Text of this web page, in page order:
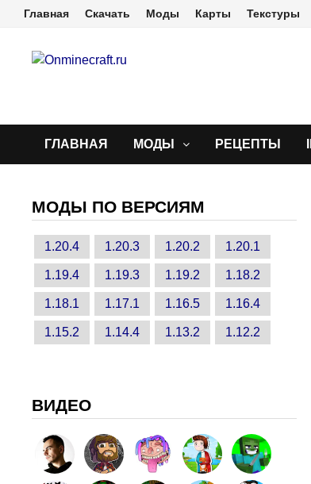
ПерейтиГлавная Скачать Моды Карты Текстуры
ГЛАВНАЯ МОДЫ РЕЦЕПТЫ
МОДЫ ПО ВЕРСИЯМ
1.20.4 1.20.3 1.20.2 1.20.1
1.19.4 1.19.3 1.19.2 1.18.2
1.18.1 1.17.1 1.16.5 1.16.4
1.15.2 1.14.4 1.13.2 1.12.2
ВИДЕО